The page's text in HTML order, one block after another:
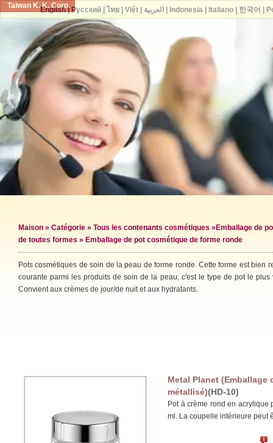
Taiwan K. K. Corp.
Maison » Catégorie » Tous les contenants cosmétiques » Emballage de
de toutes formes » Emballage de pot cosmétique de forme ronde
Pots cosmétiques de soin de la peau de forme ronde. Cette forme est bien
courante parmi les produits de soin de la peau, c'est le type de pot le plus
Convient aux crèmes de jour/de nuit et aux hydratants.
Metal Planet
métallisé)(HD-10)
Pot à crème rond en
ml. La coupelle intérieure peut
English| Русский| ไทย| Việt| العربية Indonesia| Italiano| 한국어